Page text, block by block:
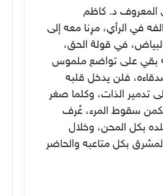
د. كاظم
في الرأي، مرِنا معه إلى
في قولة الحق،
بقي على تواضع ملموس
فلن يدخل قلبه
تدمير الذات، وكلما صغر
يكمن سقوط المرء، عُرف
بكل المحن، وخلال
بكل متاعبه والحاضر